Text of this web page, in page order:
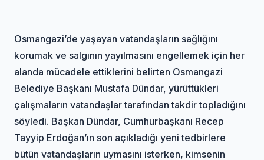
Osmangazi’de yaşayan vatandaşların sağlığını
korumak ve salgının yayılmasını engellemek için her
alanda mücadele ettiklerini belirten Osmangazi
Belediye Başkanı Mustafa Dündar, yürüttükleri
çalışmaların vatandaşlar tarafından takdir topladığını
söyledi. Başkan Dündar, Cumhurbaşkanı Recep
Tayyip Erdoğan’ın son açıkladığı yeni tedbirlere
bütün vatandaşların uymasını isterken, kimsenin